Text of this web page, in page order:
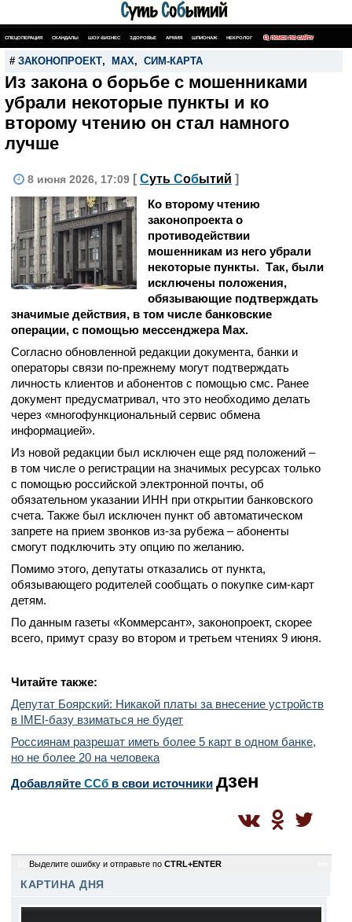
СПЕЦОПЕРАЦИЯ СКАНДАЛЫ ШОУ-БИЗНЕС ЗДОРОВЬЕ АРМИЯ ШПИОНАЖ НЕКРОЛОГ ПОИСК ПО САЙТУ
# ЗАКОНОПРОЕКТ, MAX, СИМ-КАРТА
Из закона о борьбе с мошенниками
убрали некоторые пункты и ко
второму чтению он стал намного
лучше
8 июня 2026, 17:09 [ Суть Событий ]
Ко второму чтению
законопроекта о
противодействии
мошенникам из него убрали
некоторые пункты. Так, были
исключены положения,
обязывающие подтверждать
значимые действия, в том числе банковские
операции, с помощью мессенджера Max.
Согласно обновленной редакции документа, банки и
операторы связи по-прежнему могут подтверждать
личность клиентов и абонентов с помощью смс. Ранее
документ предусматривал, что это необходимо делать
через «многофункциональный сервис обмена
информацией».
Из новой редакции был исключен еще ряд положений –
в том числе о регистрации на значимых ресурсах только
с помощью российской электронной почты, об
обязательном указании ИНН при открытии банковского
счета. Также был исключен пункт об автоматическом
запрете на прием звонков из-за рубежа – абоненты
смогут подключить эту опцию по желанию.
Помимо этого, депутаты отказались от пункта,
обязывающего родителей сообщать о покупке сим-карт
детям.
По данным газеты «Коммерсант», законопроект, скорее
всего, примут сразу во втором и третьем чтениях 9 июня.
Читайте также:
Депутат Боярский: Никакой платы за внесение устройств
в IMEI-базу взиматься не будет
Россиянам разрешат иметь более 5 карт в одном банке,
но не более 20 на человека
Добавляйте CСб в свои источники дзен
Выделите ошибку и отправьте по CTRL+ENTER
КАРТИНА ДНЯ